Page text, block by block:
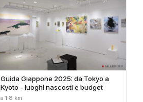
Guida Giappone 2025: da Tokyo a
Kyoto - luoghi nascosti e budget
a 1.8 km